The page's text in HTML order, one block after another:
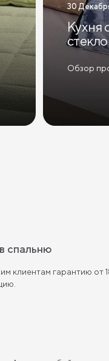
30
Кухня с
Обзор
спальню
клиентам гарантию от